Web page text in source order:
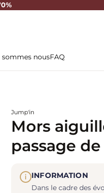
sommes nousFAQ
Jump'in
Mors
passage
i INFORMATION
Dans le cadre des